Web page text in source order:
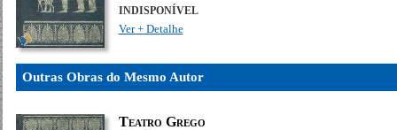
INDISPONÍVEL
Ver + Detalhe
Outras Obras do Mesmo Autor
Teatro Grego